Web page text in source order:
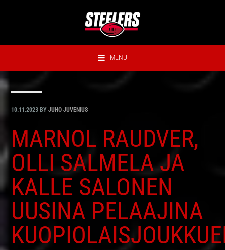
MENU
10.11.2023 BYJUHO JUVENIUS
MARNOL RAUDVER,
OLLI SALMELA JA
KALLE SALONEN
UUSINA PELAAJINA